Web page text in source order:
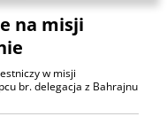
na misji
w misji
br. delegacja z Bahrajnu